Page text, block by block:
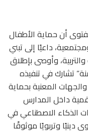
أن حماية الأطفال
داعيًا إلى تبني
وأوصى بإطلاق
تشارك في تنفيذه
المعنية بحماية
داخل المدارس
الذكاء الاصطناعي في
دينيًا وتربويًا موثوقًا